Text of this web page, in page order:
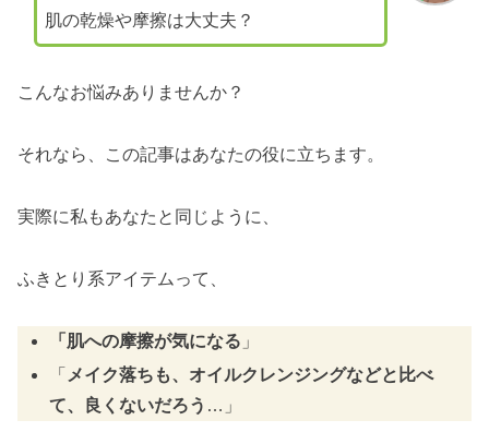
肌の乾燥や摩擦は大丈夫？
こんなお悩みありませんか？
それなら、この記事はあなたの役に立ちます。
実際に私もあなたと同じように、
ふきとり系アイテムって、
「肌への摩擦が気になる 」
「 メイク落ちも、オイルクレンジングなどと比べ
て、良くないだろう …」